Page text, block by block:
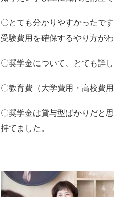
〇とても分かりやすかったで
受験費用を確保するやり方がわ
〇奨学金について、とても詳
〇教育費（大学費用・高校費
〇奨学金は貸与型ばかりだと
持てました。